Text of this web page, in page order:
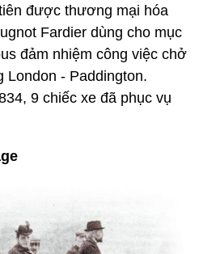
được thương mại hóa
Fardier dùng cho mục
đảm nhiệm công việc chở
London - Paddington.
9 chiếc xe đã phục vụ